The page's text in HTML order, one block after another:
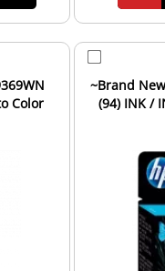
Color
~Brand
(94) INK /